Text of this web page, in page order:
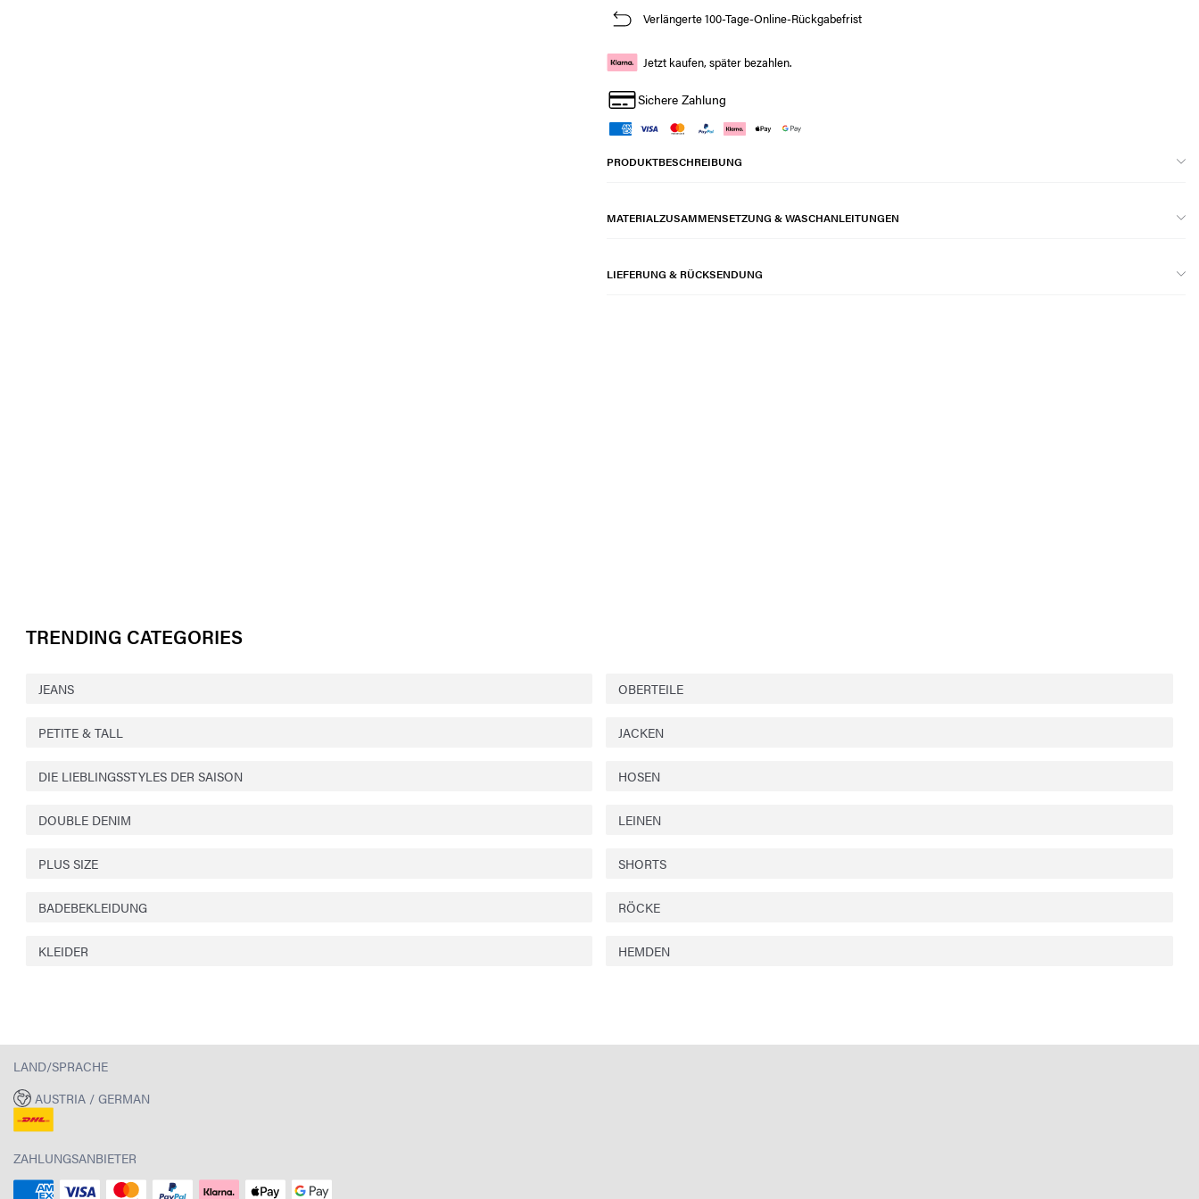
Verlängerte 100-Tage-Online-Rückgabefrist
Jetzt kaufen, später bezahlen.
Sichere Zahlung
PRODUKTBESCHREIBUNG
MATERIALZUSAMMENSETZUNG & WASCHANLEITUNGEN
LIEFERUNG & RÜCKSENDUNG
TRENDING CATEGORIES
JEANS OBERTEILE
PETITE & TALL JACKEN
DIE LIEBLINGSSTYLES DER SAISON HOSEN
DOUBLE DENIM LEINEN
PLUS SIZE SHORTS
BADEBEKLEIDUNG RÖCKE
KLEIDER HEMDEN
LAND/SPRACHE
AUSTRIA / GERMAN
ZAHLUNGSANBIETER